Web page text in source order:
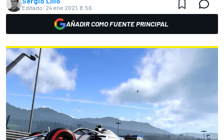
Editado: 24 ene 2021, 8:56
AÑADIR COMO FUENTE PRINCIPAL